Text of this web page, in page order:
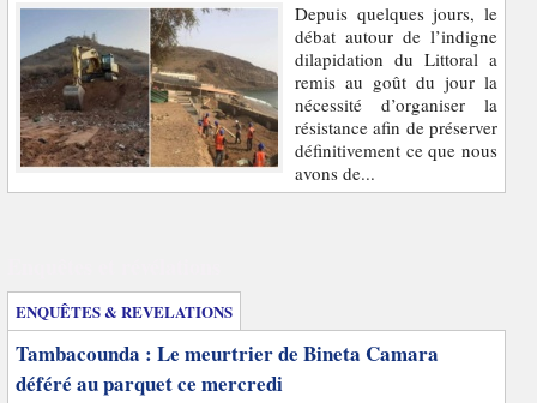
Depuis quelques jours, le
débat autour de l’indigne
dilapidation du Littoral a
remis au goût du jour la
nécessité d’organiser la
résistance afin de préserver
définitivement ce que nous
avons de...
ENQUÊTES & REVELATIONS
Tambacounda : Le meurtrier de Bineta Camara
déféré au parquet ce mercredi